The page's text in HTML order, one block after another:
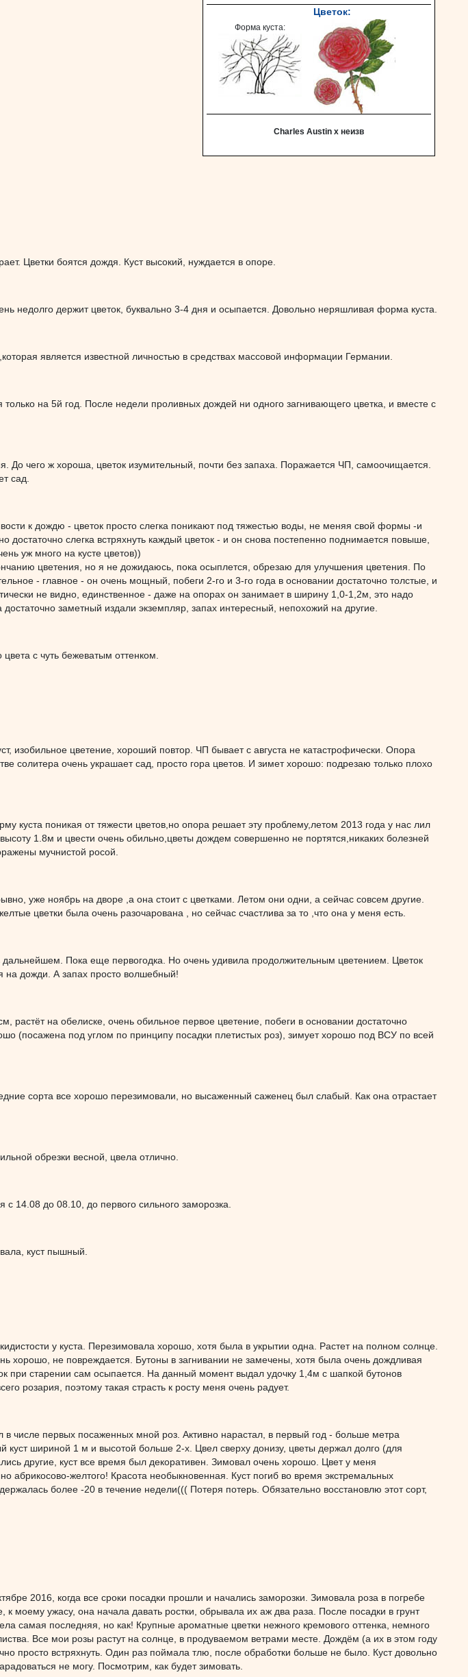
Форма куста:
Цветок:
Charles Austin х неизв
Цветки боятся дождя. Куст высокий, нуждается в опоре.
недолго держит цветок, буквально 3-4 дня и осыпается. Довольно неряшливая форма куста.
является известной личностью в средствах массовой информации Германии.
на 5й год. После недели проливных дождей ни одного загнивающего цветка, и вместе с
До чего ж хороша, цветок изумительный, почти без запаха. Поражается ЧП, самоочищается.
сад.
к дождю - цветок просто слегка поникают под тяжестью воды, не меняя свой формы -и
достаточно слегка встряхнуть каждый цветок - и он снова постепенно поднимается повыше,
уж много на кусте цветов))
цветения, но я не дожидаюсь, пока осыплется, обрезаю для улучшения цветения. По
- главное - он очень мощный, побеги 2-го и 3-го года в основании достаточно толстые, и
не видно, единственное - даже на опорах он занимает в ширину 1,0-1,2м, это надо
заметный издали экземпляр, запах интересный, непохожий на другие.
с чуть бежеватым оттенком.
изобильное цветение, хороший повтор. ЧП бывает с августа не катастрофически. Опора
солитера очень украшает сад, просто гора цветов. И зимет хорошо: подрезаю только плохо
куста поникая от тяжести цветов,но опора решает эту проблему,летом 2013 года у нас лил
1.8м и цвести очень обильно,цветы дождем совершенно не портятся,никаких болезней
мучнистой росой.
уже ноябрь на дворе ,а она стоит с цветками. Летом они одни, а сейчас совсем другие.
цветки была очень разочарована , но сейчас счастлива за то ,что она у меня есть.
Пока еще первогодка. Но очень удивила продолжительным цветением. Цветок
на дожди. А запах просто волшебный!
растёт на обелиске, очень обильное первое цветение, побеги в основании достаточно
(посажена под углом по принципу посадки плетистых роз), зимует хорошо под ВСУ по всей
сорта все хорошо перезимовали, но высаженный саженец был слабый. Как она отрастает
обрезки весной, цвела отлично.
с 14.08 до 08.10, до первого сильного заморозка.
куст пышный.
у куста. Перезимовала хорошо, хотя была в укрытии одна. Растет на полном солнце.
хорошо, не повреждается. Бутоны в загнивании не замечены, хотя была очень дождливая
при старении сам осыпается. На данный момент выдал удочку 1,4м с шапкой бутонов
розария, поэтому такая страсть к росту меня очень радует.
числе первых посаженных мной роз. Активно нарастал, в первый год - больше метра
куст шириной 1 м и высотой больше 2-х. Цвел сверху донизу, цветы держал долго (для
другие, куст все время был декоративен. Зимовал очень хорошо. Цвет у меня
абрикосово-желтого! Красота необыкновенная. Куст погиб во время экстремальных
более -20 в течение недели((( Потеря потерь. Обязательно восстановлю этот сорт,
2016, когда все сроки посадки прошли и начались заморозки. Зимовала роза в погребе
моему ужасу, она начала давать ростки, обрывала их аж два раза. После посадки в грунт
самая последняя, но как! Крупные ароматные цветки нежного кремового оттенка, немного
Все мои розы растут на солнце, в продуваемом ветрами месте. Дождём (а их в этом году
просто встряхнуть. Один раз поймала тлю, после обработки больше не было. Куст довольно
не могу. Посмотрим, как будет зимовать.